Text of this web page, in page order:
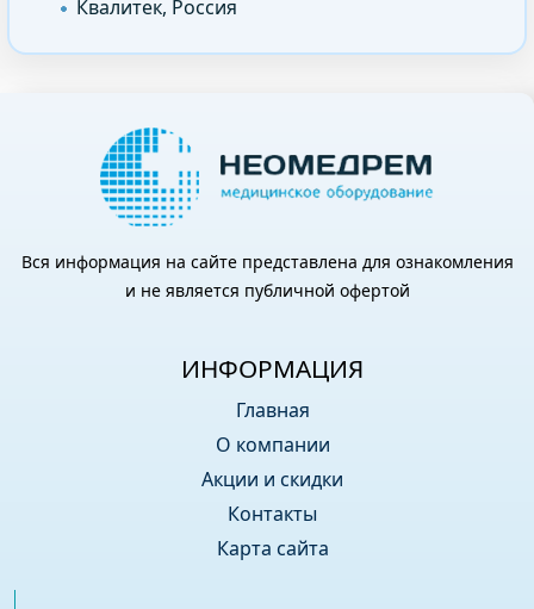
Квалитек, Россия
Вся информация на сайте представлена для ознакомления
и не является публичной офертой
ИНФОРМАЦИЯ
Главная
О компании
Акции и скидки
Контакты
Карта сайта